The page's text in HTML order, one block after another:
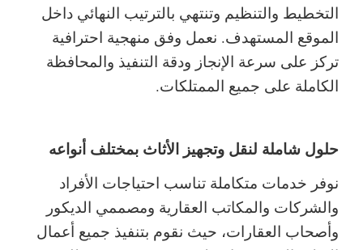
التخطيط والتنظيم وتنتهي بالترتيب النهائي داخل
الموقع المستهدف. نعمل وفق منهجية احترافية
تركز على سرعة الإنجاز ودقة التنفيذ والمحافظة
الكاملة على جميع الممتلكات.
حلول شاملة لنقل وتجهيز الأثاث بمختلف أنواعه
نوفر خدمات متكاملة تناسب احتياجات الأفراد
والشركات والمكاتب العقارية ومصممي الديكور
وأصحاب العقارات، حيث نقوم بتنفيذ جميع أعمال